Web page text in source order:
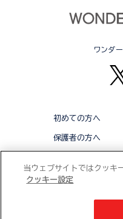
ワンダ
初めての方へ
保護者の方へ
© BANDAI CO.,LTD
当ウェブサイトではクッキ
クッキー設定